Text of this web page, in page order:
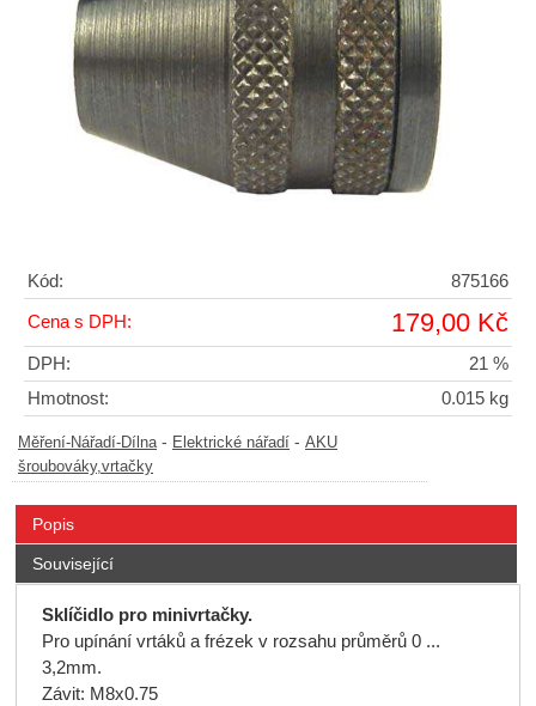
Kód: 875166
Cena s DPH: 179,00 Kč
DPH:
21 %
Hmotnost:
0.015 kg
Měření-Nářadí-Dílna - Elektrické nářadí - AKU
šroubováky,vrtačky
Popis
Související
Sklíčidlo pro minivrtačky.
Pro upínání vrtáků a frézek v rozsahu průměrů 0 ...
3,2mm.
Závit: M8x0.75